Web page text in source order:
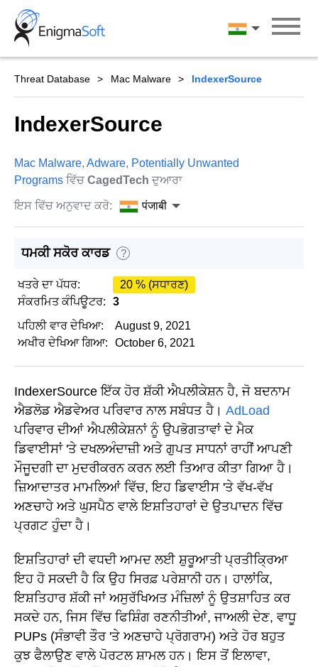
Skip
content
पंजाबी
Threat Database Mac Malware IndexerSource
IndexerSource
Mac Malware, Adware, Potentially Unwanted
Programs ਵਿੱਚ CagedTech ਦੁਆਰਾ
ਇਸ ਵਿੱਚ ਅਨੁਵਾਦ ਕਰੋ: पंजाबी
ਧਮਕੀ ਸਕੋਰ ਕਾਰਡ ?
ਖਤਰੇ ਦਾ ਪੱਧਰ:
20 % (ਸਧਾਰਣ)
ਸੰਕਰਮਿਤ ਕੰਪਿਊਟਰ:
3
ਪਹਿਲੀ ਵਾਰ ਦੇਖਿਆ:
August 9, 2021
ਅਖੀਰ ਦੇਖਿਆ ਗਿਆ:
October 6, 2021
IndexerSource ਇੱਕ ਹੋਰ ਸ਼ੱਕੀ ਐਪਲੀਕੇਸ਼ਨ ਹੈ, ਜੋ ਬਦਨਾਮ
ਐਡਲੋਡ ਐਡਵੇਅਰ ਪਰਿਵਾਰ ਨਾਲ ਸਬੰਧਤ ਹੈ। AdLoad
ਪਰਿਵਾਰ ਦੀਆਂ ਐਪਲੀਕੇਸ਼ਨਾਂ ਨੂੰ ਉਪਭੋਗਤਾਵਾਂ ਦੇ ਮੈਕ
ਡਿਵਾਈਸਾਂ 'ਤੇ ਦਖਲਅੰਦਾਜ਼ੀ ਅਤੇ ਗੁਪਤ ਸਾਧਨਾਂ ਰਾਹੀਂ ਆਪਣੀ
ਮੌਜੂਦਗੀ ਦਾ ਮੁਦਰੀਕਰਨ ਕਰਨ ਲਈ ਤਿਆਰ ਕੀਤਾ ਗਿਆ ਹੈ।
ਜ਼ਿਆਦਾਤਰ ਮਾਮਲਿਆਂ ਵਿੱਚ, ਇਹ ਡਿਵਾਈਸ 'ਤੇ ਵੱਖ-ਵੱਖ
ਅਣਚਾਹੇ ਅਤੇ ਘੁਸਪੈਠ ਵਾਲੇ ਇਸ਼ਤਿਹਾਰਾਂ ਦੇ ਉਤਪਾਦਨ ਵਿੱਚ
ਪ੍ਰਗਟ ਹੁੰਦਾ ਹੈ।
ਇਸ਼ਤਿਹਾਰਾਂ ਦੀ ਵਧਦੀ ਆਮਦ ਲਈ ਸ਼ੁਰੂਆਤੀ ਪ੍ਰਤੀਕ੍ਰਿਆ
ਇਹ ਹੋ ਸਕਦੀ ਹੈ ਕਿ ਉਹ ਸਿਰਫ਼ ਪਰੇਸ਼ਾਨੀ ਹਨ। ਹਾਲਾਂਕਿ,
ਇਸ਼ਤਿਹਾਰ ਸ਼ੱਕੀ ਜਾਂ ਅਸੁਰੱਖਿਅਤ ਮੰਜ਼ਿਲਾਂ ਨੂੰ ਉਤਸ਼ਾਹਿਤ ਕਰ
ਸਕਦੇ ਹਨ, ਜਿਸ ਵਿੱਚ ਫਿਸ਼ਿੰਗ ਰਣਨੀਤੀਆਂ, ਜਾਅਲੀ ਦੇਣ, ਵਾਧੂ
PUPs (ਸੰਭਾਵੀ ਤੌਰ 'ਤੇ ਅਣਚਾਹੇ ਪ੍ਰੋਗਰਾਮ) ਅਤੇ ਹੋਰ ਬਹੁਤ
ਕੁਝ ਫੈਲਾਉਣ ਵਾਲੇ ਪੋਰਟਲ ਸ਼ਾਮਲ ਹਨ। ਇਸ ਤੋਂ ਇਲਾਵਾ,